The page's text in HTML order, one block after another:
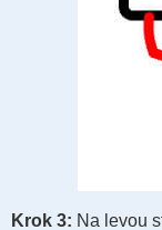
Krok 3: Na levou